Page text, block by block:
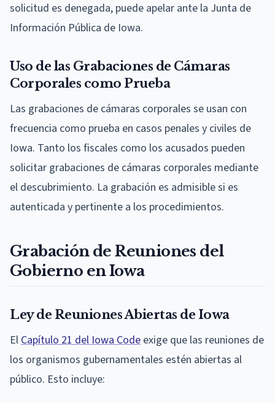
solicitud es denegada, puede apelar ante la Junta de
Información Pública de Iowa.
Uso de las Grabaciones de Cámaras
Corporales como Prueba
Las grabaciones de cámaras corporales se usan con
frecuencia como prueba en casos penales y civiles de
Iowa. Tanto los fiscales como los acusados pueden
solicitar grabaciones de cámaras corporales mediante
el descubrimiento. La grabación es admisible si es
autenticada y pertinente a los procedimientos.
Grabación de Reuniones del
Gobierno en Iowa
Ley de Reuniones Abiertas de Iowa
ElCapítulo 21 del Iowa Code exige que las reuniones de
los organismos gubernamentales estén abiertas al
público. Esto incluye: